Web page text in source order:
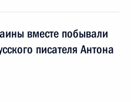
вместе побывали
писателя Антона